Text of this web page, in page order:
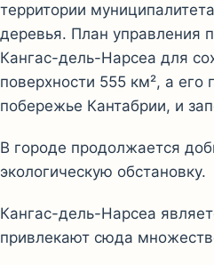
территории
деревья. План управления
Кангас-дель-Нарсеа для
поверхности 555 км², а
побережье Кантабрии, и
В городе продолжается
экологическую обстановку.
Кангас-дель-Нарсеа
привлекают сюда